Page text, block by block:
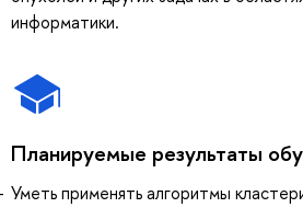
информатики.
Планируемые результаты
Уметь применять алгоритмы